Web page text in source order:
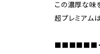
この濃厚な味
超プレミアム
■■■■■■・